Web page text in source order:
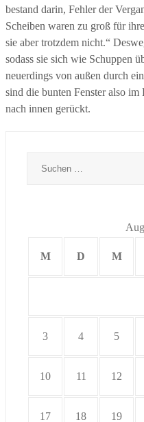
bestand darin, Fehler der
Scheiben waren zu groß für
sie aber trotzdem nicht.“
sodass sie sich wie Schuppen
neuerdings von außen durch
sind die bunten Fenster also
nach innen gerückt.
M D M
3 4 5
10 11 12
17 18 19